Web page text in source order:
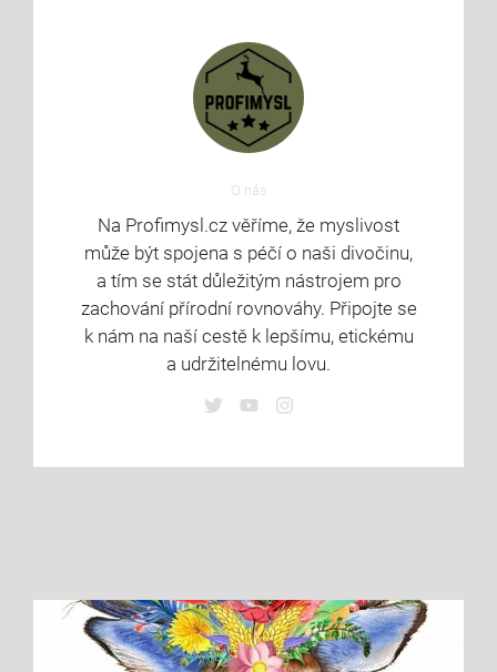
O nás
Na Profimysl.cz věříme, že myslivost
může být spojena s péčí o naši divočinu,
a tím se stát důležitým nástrojem pro
zachování přírodní rovnováhy. Připojte se
k nám na naší cestě k lepšímu, etickému
a udržitelnému lovu.